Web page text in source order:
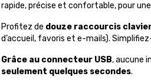
rapide, précise et confortable, pour
Profitez de douze raccourcis
d’accueil, favoris et e-mails).
Grâce au connecteur USB, aucune
seulement quelques secondes.